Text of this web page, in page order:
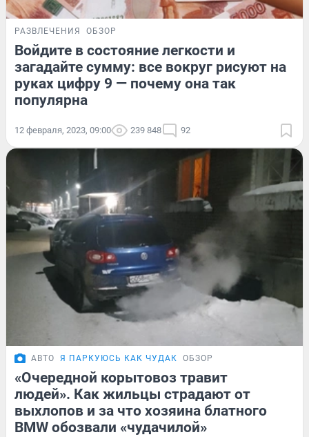
РАЗВЛЕЧЕНИЯ ОБЗОР
Войдите в состояние легкости и
загадайте сумму: все вокруг рисуют на
руках цифру 9 — почему она так
популярна
12 февраля, 2023, 09:00 239 848 92
АВТО Я ПАРКУЮСЬ КАК ЧУДАК ОБЗОР
«Очередной корытовоз травит
людей». Как жильцы страдают от
выхлопов и за что хозяина блатного
BMW обозвали «чудачилой»